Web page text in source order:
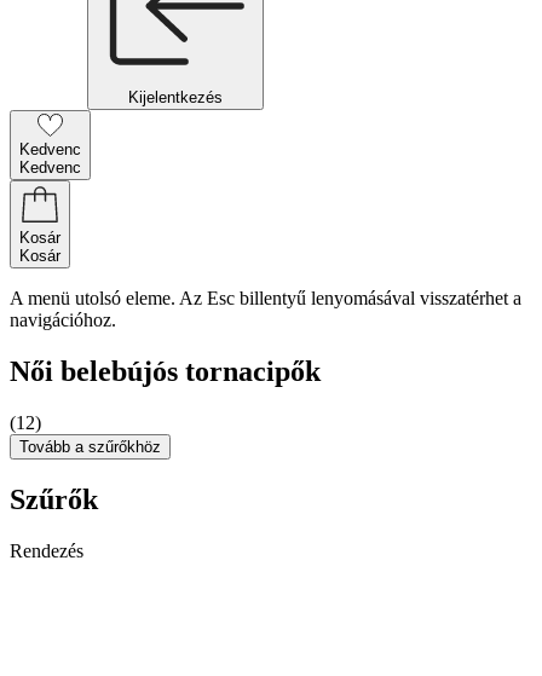
Kijelentkezés
Kedvenc
Kedvenc
Kosár
Kosár
A menü utolsó eleme. Az Esc billentyű lenyomásával visszatérhet a
navigációhoz.
Női belebújós tornacipők
(12)
Tovább a szűrőkhöz
Szűrők
Rendezés